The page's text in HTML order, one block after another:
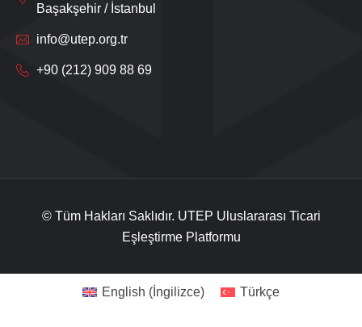
Başakşehir / İstanbul
info@utep.org.tr
+90 (212) 909 88 69
© Tüm Hakları Saklıdır. UTEP Uluslararası Ticari
Eşleştirme Platformu
English ( İngilizce) Türkçe